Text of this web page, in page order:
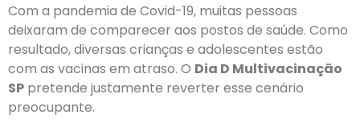
Com a pandemia de Covid-19, muitas pessoas
deixaram de comparecer aos postos de saúde. Como
resultado, diversas crianças e adolescentes estão
com as vacinas em atraso. O Dia D Multivacinação
SP pretende justamente reverter esse cenário
preocupante.